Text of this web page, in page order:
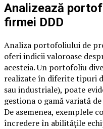
Analizează
firmei DDD
Analiza portofoliului de
oferi indicii valoroase
acesteia. Un portofoliu
realizate în diferite tipuri
sau industriale), poate
gestiona o gamă variată
De asemenea, exemplele
încredere în abilitățile